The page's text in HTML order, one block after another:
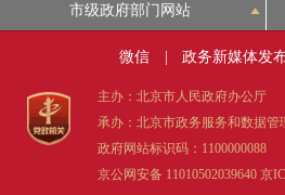
市级政府部门网站
微信 政务新媒体发
主办：北京市人民政府办公厅
承办：北京市政务服务和数据管
政府网站标识码：1100000088
京公网安备 11010502039640 京